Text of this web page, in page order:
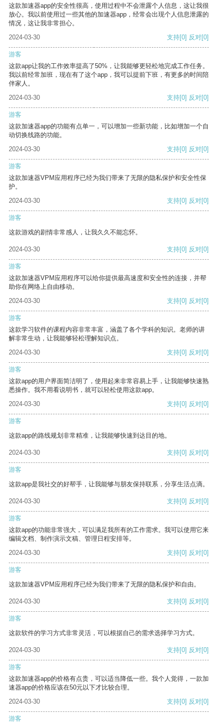
这款加速器app的安全性很高，使用过程中不会泄露个人信息，这让我很
放心。我以前使用过一些其他的加速器app，经常会出现个人信息泄露的
情况，这让我非常担心。
2024-03-30
支持[0] 反对[0]
游客
这款app让我的工作效率提高了50%，让我能够更轻松地完成工作任务。
我以前经常加班，现在有了这个app，我可以提前下班，有更多的时间陪
伴家人。
2024-03-30
支持[0] 反对[0]
游客
这款加速器app的功能有点单一，可以增加一些新功能，比如增加一个自
动切换线路的功能。
2024-03-30
支持[0] 反对[0]
游客
这款加速器VPM应用程序已经为我们带来了无限的隐私保护和安全性保
护。
2024-03-30
支持[0] 反对[0]
游客
这款游戏的剧情非常感人，让我久久不能忘怀。
2024-03-30 支持[0] 反对[0]
游客
这款加速器VPM应用程序可以给你提供最高速度和安全性的连接，并帮
助你在网络上自由移动。
2024-03-30
支持[0] 反对[0]
游客
这款学习软件的课程内容非常丰富，涵盖了各个学科的知识。老师的讲
解非常生动，让我能够轻松理解知识点。
2024-03-30
支持[0] 反对[0]
游客
这款app的用户界面简洁明了，使用起来非常容易上手，让我能够快速熟
悉操作。我不用看说明书，就可以轻松使用这款app。
2024-03-30
支持[0] 反对[0]
游客
这款app的路线规划非常精准，让我能够快速到达目的地。
2024-03-30 支持[0] 反对[0]
游客
这款app是我社交的好帮手，让我能够与朋友保持联系，分享生活点滴。
2024-03-30 支持[0] 反对[0]
游客
这款app的功能非常强大，可以满足我所有的工作需求。我可以使用它来
编辑文档、制作演示文稿、管理日程安排等。
2024-03-30
支持[0] 反对[0]
游客
这款加速器VPM应用程序已经为我们带来了无限的隐私保护和自由。
2024-03-30 支持[0] 反对[0]
游客
这款软件的学习方式非常灵活，可以根据自己的需求选择学习方式。
2024-03-30 支持[0] 反对[0]
游客
这款加速器app的价格有点贵，可以适当降低一些。我个人觉得，一款加
速器app的价格应该在50元以下才比较合理。
2024-03-30
支持[0] 反对[0]
游客